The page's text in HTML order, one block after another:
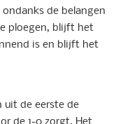
de belangen
ploegen, blijft het
is en blijft het
uit de eerste de
de 1-0 zorgt. Het